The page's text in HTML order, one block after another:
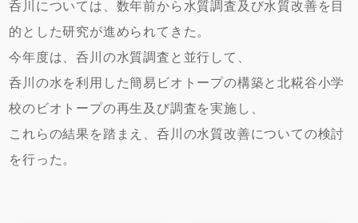
呑川については、数年前から水質調査及び水質改善を目
的とした研究が進められてきた。
今年度は、呑川の水質調査と並行して、
呑川の水を利用した簡易ビオトープの構築と北糀谷小学
校のビオトープの再生及び調査を実施し、
これらの結果を踏まえ、呑川の水質改善についての検討
を行った。